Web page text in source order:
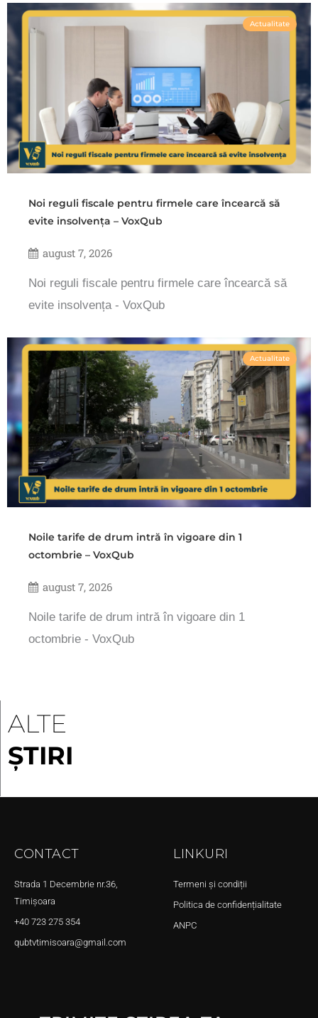
Actualitate
Noi reguli fiscale pentru firmele care încearcă să
evite insolvența – VoxQub
august 7, 2026
Noi reguli fiscale pentru firmele care încearcă să
evite insolvența - VoxQub
Actualitate
Noile tarife de drum intră în vigoare din 1
octombrie – VoxQub
august 7, 2026
Noile tarife de drum intră în vigoare din 1
octombrie - VoxQub
ALTE
ȘTIRI
CONTACT
Strada 1 Decembrie nr.36,
Timișoara
+40 723 275 354
qubtvtimisoara@gmail.com
LINKURI
Termeni și condiții
Politica de confidențialitate
ANPC